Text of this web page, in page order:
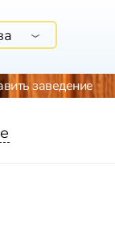
заведение